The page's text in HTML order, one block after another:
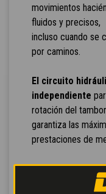
movimientos
fluidos y precisos,
incluso cuando se
por caminos.
El circuito
independiente
rotación del tambor
garantiza las
prestaciones de
Pedal de marcha